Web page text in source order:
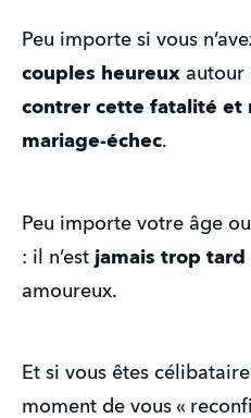
Peu importe si vous
couples heureux autour
contrer cette fatalité et
mariage-échec.
Peu importe votre âge
: il n’est jamais trop tard
amoureux.
Et si vous êtes
moment de vous «